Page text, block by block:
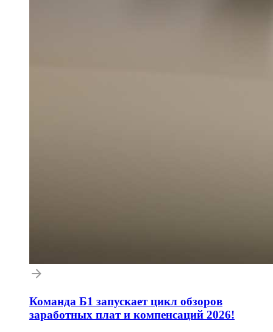
Команда Б1 запускает цикл обзоров
заработных плат и компенсаций 2026!